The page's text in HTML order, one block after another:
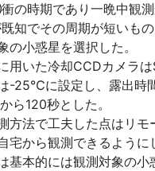
の時期であり一晩中観測
知でその周期が短いも
の小惑星を選択した。
用いた冷却CCDカメラは
-25℃に設定し、露出時
ら120秒とした。
方法で工夫した点はリモ
宅から観測できるように
基本的には観測対象の小